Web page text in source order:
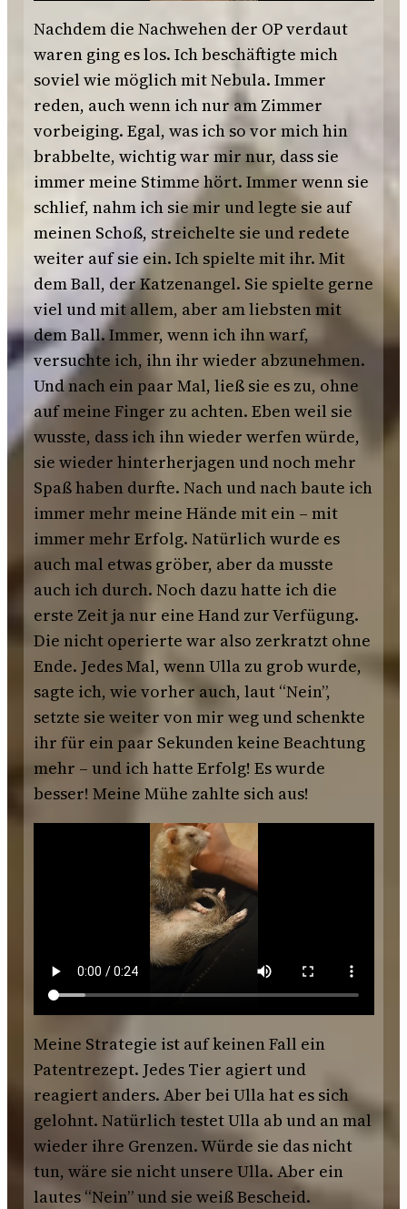
Nachdem die Nachwehen der OP verdaut
waren ging es los. Ich beschäftigte mich
soviel wie möglich mit Nebula. Immer
reden, auch wenn ich nur am Zimmer
vorbeiging. Egal, was ich so vor mich hin
brabbelte, wichtig war mir nur, dass sie
immer meine Stimme hört. Immer wenn sie
schlief, nahm ich sie mir und legte sie auf
meinen Schoß, streichelte sie und redete
weiter auf sie ein. Ich spielte mit ihr. Mit
dem Ball, der Katzenangel. Sie spielte gerne
viel und mit allem, aber am liebsten mit
dem Ball. Immer, wenn ich ihn warf,
versuchte ich, ihn ihr wieder abzunehmen.
Und nach ein paar Mal, ließ sie es zu, ohne
auf meine Finger zu achten. Eben weil sie
wusste, dass ich ihn wieder werfen würde,
sie wieder hinterherjagen und noch mehr
Spaß haben durfte. Nach und nach baute ich
immer mehr meine Hände mit ein – mit
immer mehr Erfolg. Natürlich wurde es
auch mal etwas gröber, aber da musste
auch ich durch. Noch dazu hatte ich die
erste Zeit ja nur eine Hand zur Verfügung.
Die nicht operierte war also zerkratzt ohne
Ende. Jedes Mal, wenn Ulla zu grob wurde,
sagte ich, wie vorher auch, laut “Nein”,
setzte sie weiter von mir weg und schenkte
ihr für ein paar Sekunden keine Beachtung
mehr – und ich hatte Erfolg! Es wurde
besser! Meine Mühe zahlte sich aus!
Meine Strategie ist auf keinen Fall ein
Patentrezept. Jedes Tier agiert und
reagiert anders. Aber bei Ulla hat es sich
gelohnt. Natürlich testet Ulla ab und an mal
wieder ihre Grenzen. Würde sie das nicht
tun, wäre sie nicht unsere Ulla. Aber ein
lautes “Nein” und sie weiß Bescheid.